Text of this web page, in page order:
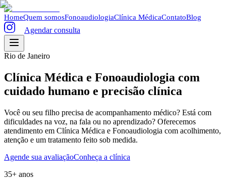
HomeQuem somosFonoaudiologiaClínica MédicaContatoBlog
Agendar consulta
Rio de Janeiro
Clínica Médica e Fonoaudiologia com
cuidado humano e precisão clínica
Você ou seu filho precisa de acompanhamento médico? Está com
dificuldades na voz, na fala ou no aprendizado? Oferecemos
atendimento em Clínica Médica e Fonoaudiologia com acolhimento,
atenção e um tratamento feito sob medida.
Agende sua avaliaçãoConheça a clínica
35+ anos